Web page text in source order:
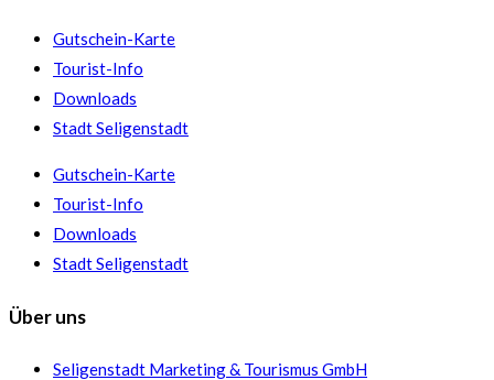
Gutschein-Karte
Tourist-Info
Downloads
Stadt Seligenstadt
Gutschein-Karte
Tourist-Info
Downloads
Stadt Seligenstadt
Über uns
Seligenstadt Marketing & Tourismus GmbH